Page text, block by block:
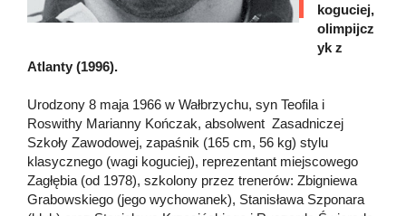
koguciej,
olimpijcz
yk z
Atlanty (1996).
Urodzony 8 maja 1966 w Wałbrzychu, syn Teofila i
Roswithy Marianny Kończak, absolwent Zasadniczej
Szkoły Zawodowej, zapaśnik (165 cm, 56 kg) stylu
klasycznego (wagi koguciej), reprezentant miejscowego
Zagłębia (od 1978), szkolony przez trenerów: Zbigniewa
Grabowskiego (jego wychowanek), Stanisława Szponara